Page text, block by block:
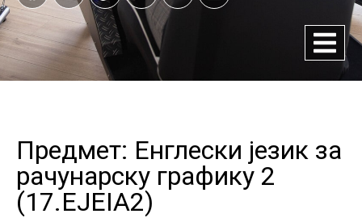
Предмет: Енглески језик за
рачунарску графику 2
(17.EJEIA2)